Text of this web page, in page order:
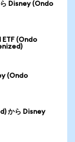
Disney (Ondo
(Ondo
(Ondo
から Disney